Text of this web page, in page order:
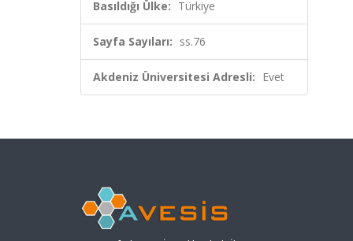
Basıldığı Ülke: Türkiye
Sayfa Sayıları: ss.76
Akdeniz Üniversitesi Adresli: Evet